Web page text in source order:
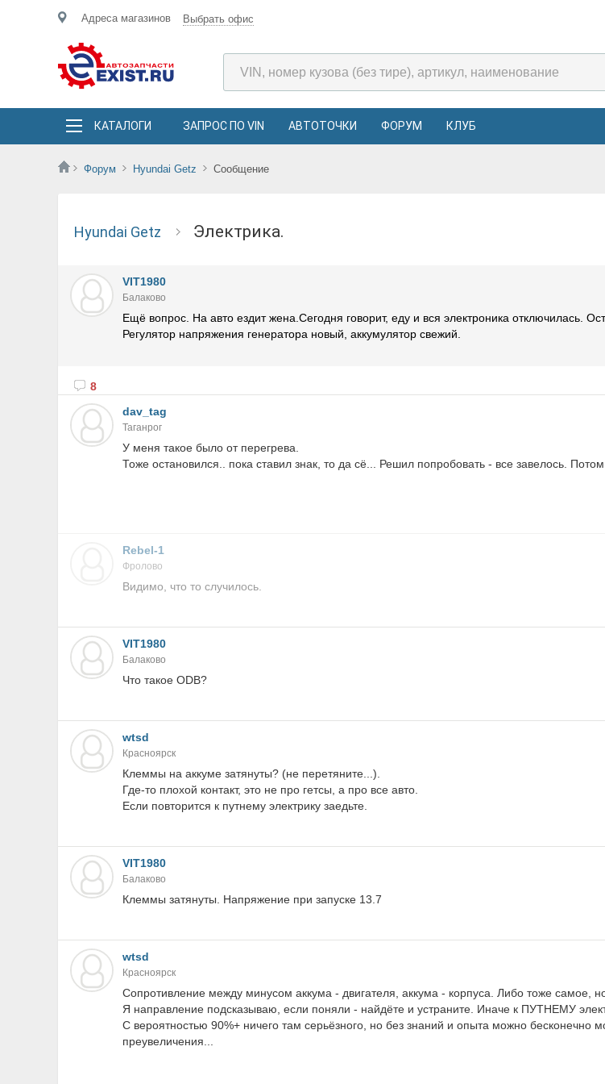
Адреса магазинов Выбрать офис
КАТАЛОГИ ЗАПРОС ПО VIN АВТОТОЧКИ ФОРУМ КЛУБ
Форум Hyundai Getz Сообщение
Hyundai Getz Электрика.
VIT1980
Балаково
Ещё вопрос. На авто ездит жена.Сегодня говорит, еду и вся электроника отключилась.
Регулятор напряжения генератора новый, аккумулятор свежий.
8
dav_tag
Таганрог
У меня такое было от перегрева.
Тоже остановился.. пока ставил знак, то да сё... Решил попробовать - все завелось.
Rebel-1
Фролово
Видимо, что то случилось.
VIT1980
Балаково
Что такое ODB?
wtsd
Красноярск
Клеммы на аккуме затянуты? (не перетяните...).
Где-то плохой контакт, это не про гетсы, а про все авто.
Если повторится к путнему электрику заедьте.
VIT1980
Балаково
Клеммы затянуты. Напряжение при запуске 13.7
wtsd
Красноярск
Сопротивление между минусом аккума - двигателя, аккума - корпуса. Либо тоже самое,
Я направление подсказываю, если поняли - найдёте и устраните. Иначе к ПУТНЕМУ
С вероятностью 90%+ ничего там серьёзного, но без знаний и опыта можно бесконечно
преувеличения...